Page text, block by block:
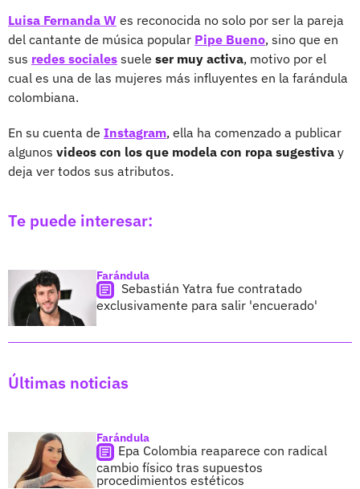
Luisa Fernanda W es reconocida no solo por ser la pareja
del cantante de música popular Pipe Bueno, sino que en
sus redes sociales suele ser muy activa, motivo por el
cual es una de las mujeres más influyentes en la farándula
colombiana.
En su cuenta de Instagram, ella ha comenzado a publicar
algunos videos con los que modela con ropa sugestiva y
deja ver todos sus atributos.
Te puede interesar:
Farándula
Sebastián Yatra fue contratado
exclusivamente para salir 'encuerado'
Últimas noticias
Farándula
Epa Colombia reaparece con radical
cambio físico tras supuestos
procedimientos estéticos